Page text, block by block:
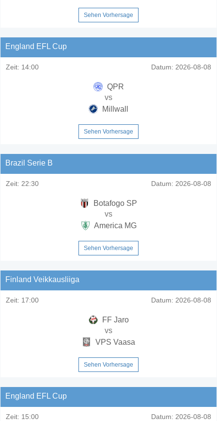
Sehen Vorhersage
England EFL Cup
Zeit: 14:00 Datum: 2026-08-08
QPR
vs
Millwall
Sehen Vorhersage
Brazil Serie B
Zeit: 22:30 Datum: 2026-08-08
Botafogo SP
vs
America MG
Sehen Vorhersage
Finland Veikkausliiga
Zeit: 17:00 Datum: 2026-08-08
FF Jaro
vs
VPS Vaasa
Sehen Vorhersage
England EFL Cup
Zeit: 15:00 Datum: 2026-08-08